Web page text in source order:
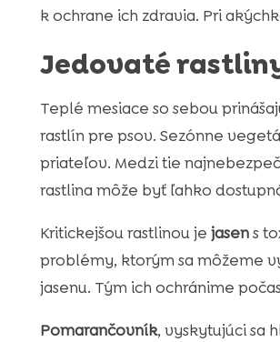
k ochrane ich zdravia. Pri
Jedovaté
Teplé mesiace so sebou
rastlín pre psov. Sezónne
priateľov. Medzi tie
rastlina môže byť ľahko
Kritickejšou rastlinou je jasens
problémy, ktorým sa môžeme
jasenu. Tým ich ochránime
Pomarančovník, vyskytujúci sa